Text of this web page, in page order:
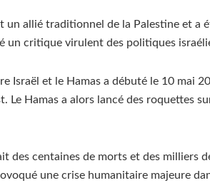
un allié traditionnel de la Palestine et a
un critique virulent des politiques
Israël et le Hamas a débuté le 10 mai
Le Hamas a alors lancé des roquettes
des centaines de morts et des milliers
une crise humanitaire majeure